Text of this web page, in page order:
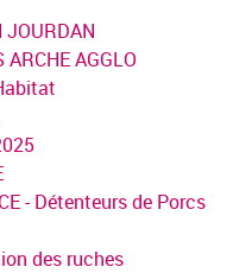
JOURDAN
AGGLO
- Détenteurs de Porcs
des ruches